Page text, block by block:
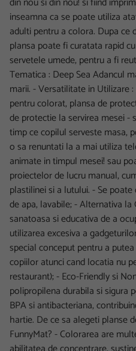
inseamna ca se poate utiliza
adulti pentru a colora. Dupa ce
plansa poate fi curatata rapid
servetele umede, pentru a fi
Tematica : Deep Sea Adancul
marii. - Versatilitate in Utilizare
pentru colorat, plansa de
de protectie la servirea mesei -
timp ce copilul serveste masa,
o sa renuntati la a mai utiliza
animate in timpul mesei! sau
proiectelor de lucru manual,
plastilinei si a lutului. - Se
de apa, lavabile; - Alternativa
sanatoasa si educativa de a
utilizarea excesiva a
special conceput pentru a
copiilor atunci cand locatia nu
restaurant); - Eco-Friendly si
polipropilena durabila si sigura
BPA si antibacteriana,
hartie. De ce sa alegeti planse
FunnyMat? - Colorarea are